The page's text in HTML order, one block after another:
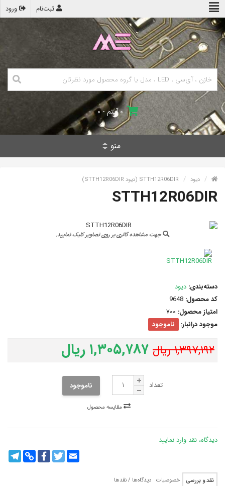
ورود ثبت‌نام
۰ آیتم - ۰
منو
دیود STTH12R06DIR (دیود STTH12R06DIR)
STTH12R06DIR
جهت مشاهده گالری بر روی تصاویر کلیک نمایید.
دسته‌بندی: دیود
کد محصول: 9648
امتیاز محصول: 700
موجود درانبار:
ناموجود
۱,۳۹۷,۱۹۲ ریال ۱,۳۰۵,۷۸۷ ریال
تعداد ناموجود
دیدگاه، نقد وارد نمایید
Copy
Link
FacebookTwitterEmail
نقد و بررسی خصوصیات دیدگاه‌ها / نقدها